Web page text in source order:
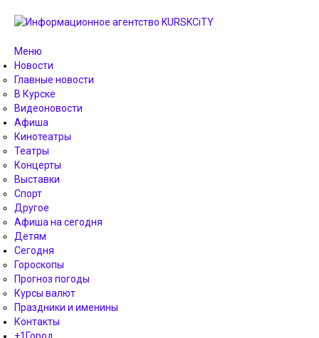
Меню
Новости
Главные новости
В Курске
Видеоновости
Афиша
Кинотеатры
Театры
Концерты
Выставки
Спорт
Другое
Афиша на сегодня
Детям
Сегодня
Гороскопы
Прогноз погоды
Курсы валют
Праздники и именины
Контакты